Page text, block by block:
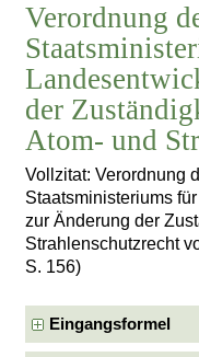
Verordnung
der
Atom- und
Vollzitat: Verordnung
Staatsministeriums
zur Änderung der
Strahlenschutzrecht
S. 156)
Eingangsformel